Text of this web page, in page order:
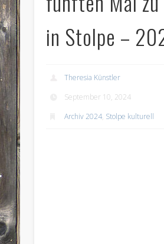
in Stolpe –
Theresia Künstler
September 10, 2024
Archiv 2024, Stolpe kulturell